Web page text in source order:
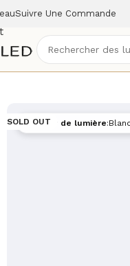
Suivre Une Commande
/Ampoules &
SOLD OUT
Couleur de lumière: